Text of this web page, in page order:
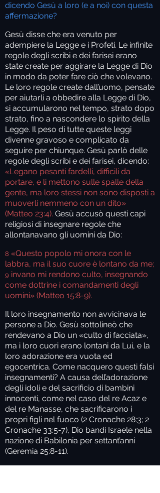
dicendo Gesù a loro (e a noi) con questa
affermazione?
Gesù disse che era venuto per
adempiere la Legge e i Profeti. Le infinite
regole degli scribi e dei farisei erano
state create per aggirare la Legge di Dio
in modo da poter fare ciò che volevano.
Le loro regole create dall’uomo, pensate
per aiutarli a obbedire alla Legge di Dio,
si accumularono nel tempo, strato dopo
strato, fino a nascondere lo spirito della
Legge. Il peso di tutte queste leggi
divenne gravoso e complicato da
seguire per chiunque. Gesù parlò delle
regole degli scribi e dei farisei, dicendo:
«Legano pesanti fardelli, difficili da
portare, e li mettono sulle spalle della
gente, ma loro stessi non sono disposti a
muoverli nemmeno con un dito»
(Matteo 23:4). Gesù accusò questi capi
religiosi di insegnare regole che
allontanavano gli uomini da Dio:
8 «Questo popolo mi onora con le
labbra, ma il suo cuore è lontano da me;
9 invano mi rendono culto, insegnando
come dottrine i comandamenti degli
uomini» (Matteo 15:8-9).
Il loro insegnamento non avvicinava le
persone a Dio. Gesù sottolineò che
rendevano a Dio un «culto di facciata»,
ma i loro cuori erano lontani da Lui, e la
loro adorazione era vuota ed
egocentrica. Come nacquero questi falsi
insegnamenti? A causa dell’adorazione
degli idoli e del sacrificio di bambini
innocenti, come nel caso del re Acaz e
del re Manasse, che sacrificarono i
propri figli nel fuoco (2 Cronache 28:3; 2
Cronache 33:5-7), Dio bandì Israele nella
nazione di Babilonia per settant’anni
(Geremia 25:8-11).